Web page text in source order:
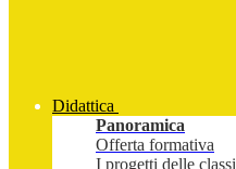
Didattica
Panoramica
Offerta formativa
I progetti delle classi